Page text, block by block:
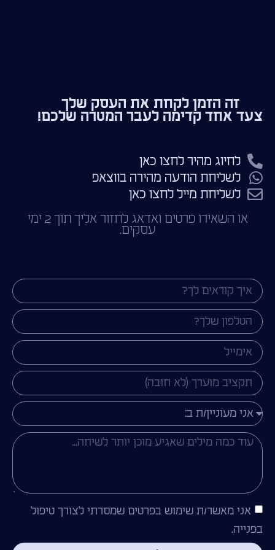
זה הזמן לקחת את העסק שלך
צעד אחד קדימה לעבר המטרה שלכם!
או השאירו פרטים ואדאג לחזור אליך תוך 2 ימי
עסקים.
לחיוג מהיר לחצו כאן
לשליחת הודעה מהירה בווצאפ
לשליחת מייל לחצו כאן
אני מאשר/ת שימוש בפרטים שמסרתי לצורך טיפול
בפנייה.